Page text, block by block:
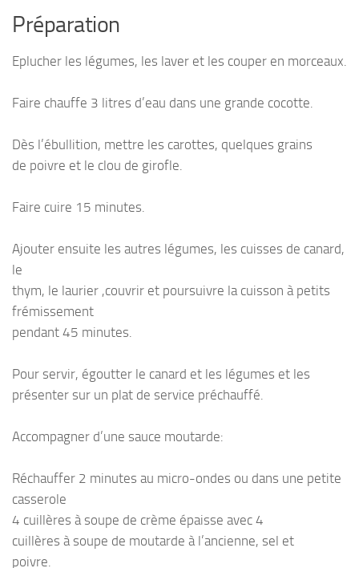
Préparation
Eplucher les légumes, les laver et les couper en morceaux.
Faire chauffe 3 litres d’eau dans une grande cocotte.
Dès l’ébullition, mettre les carottes, quelques grains
de poivre et le clou de girofle.
Faire cuire 15 minutes.
Ajouter ensuite les autres légumes, les cuisses de canard,
le
thym, le laurier ,couvrir et poursuivre la cuisson à petits
frémissement
pendant 45 minutes.
Pour servir, égoutter le canard et les légumes et les
présenter sur un plat de service préchauffé.
Accompagner d’une sauce moutarde:
Réchauffer 2 minutes au micro-ondes ou dans une petite
casserole
4 cuillères à soupe de crème épaisse avec 4
cuillères à soupe de moutarde à l’ancienne, sel et
poivre.